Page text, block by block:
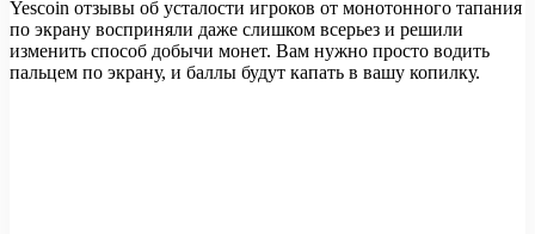
Yescoin отзывы об усталости игроков от монотонного тапания
по экрану восприняли даже слишком всерьез и решили
изменить способ добычи монет. Вам нужно просто водить
пальцем по экрану, и баллы будут капать в вашу копилку.